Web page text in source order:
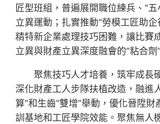
匠型班組，普遍展開職位練兵、“五
立異運動；扎實推動“勞模工匠助企
精特新企業處理技巧困難，讓比賽
立異與財產立異深度融會的“粘合劑
聚焦技巧人才培養，筑牢成長
深化財產工人步隊扶植改造，融進
算”和生齒“雙增”舉動，優化晉陞財
訓基地和工匠學院效能。聚焦無人